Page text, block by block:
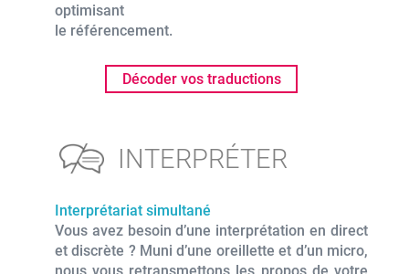
optimisant
le référencement.
Décoder vos traductions
INTERPRÉTER
Interprétariat simultané
Vous avez besoin d’une interprétation en direct
et discrète ? Muni d’une oreillette et d’un micro,